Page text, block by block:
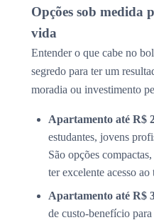
Opções sob medida
vida
Entender o que cabe no
segredo para ter um
moradia ou investimento
Apartamento até R$
estudantes, jovens
São opções
ter excelente acesso
Apartamento até R$
de custo-benefício